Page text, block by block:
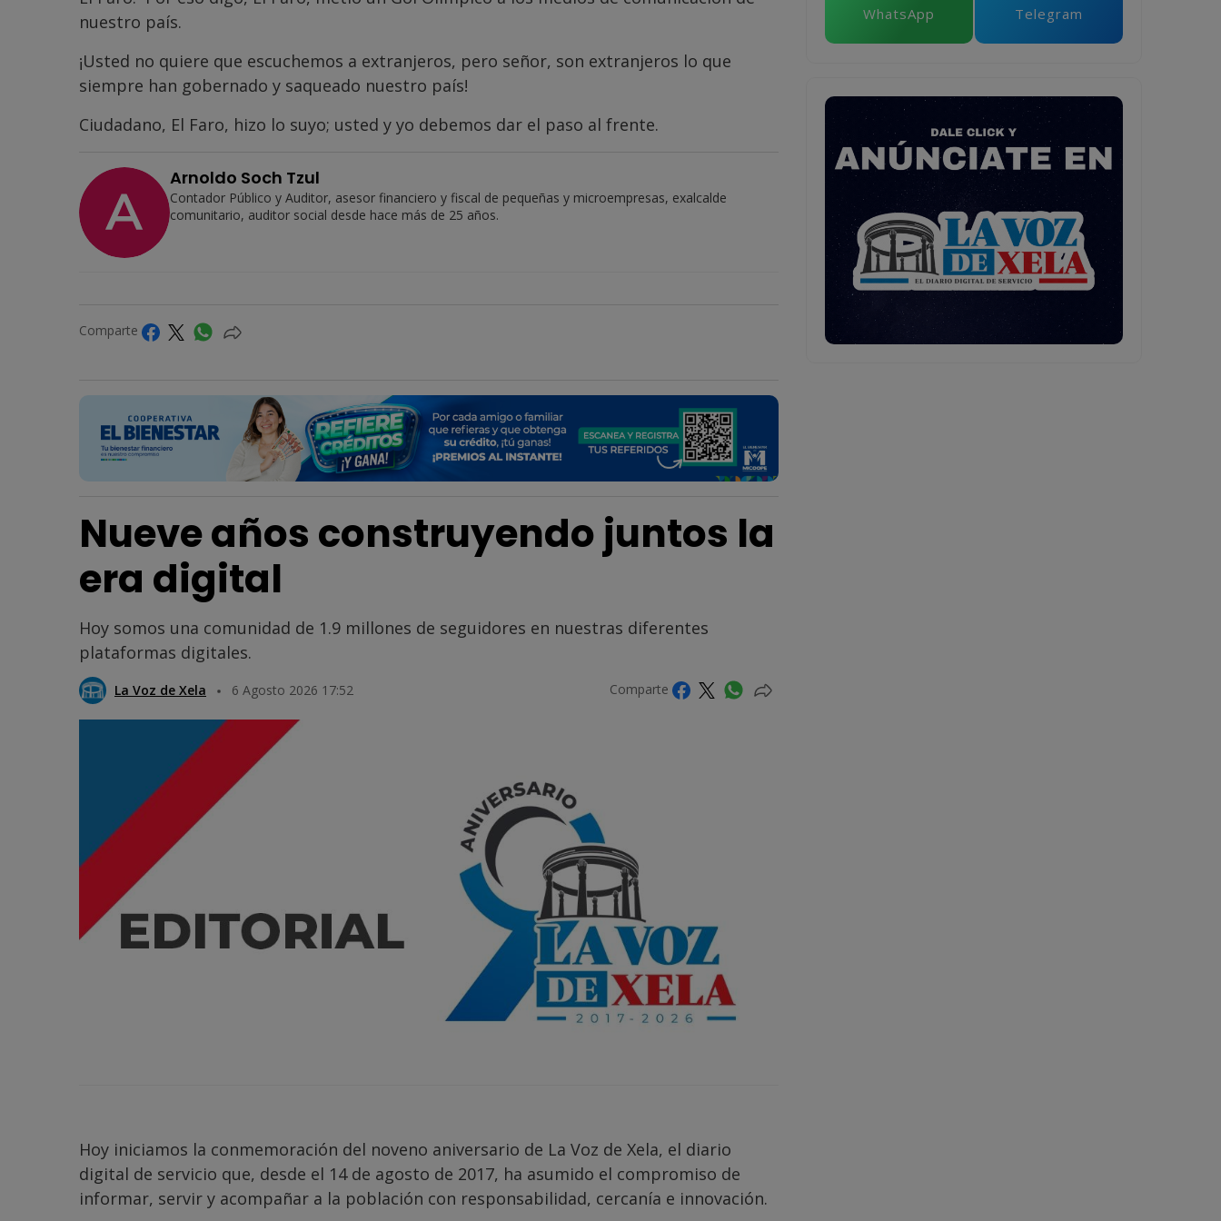
nuestro país.
¡Usted no quiere que escuchemos a extranjeros, pero señor, son extranjeros lo que
siempre han gobernado y saqueado nuestro país!
Ciudadano, El Faro, hizo lo suyo; usted y yo debemos dar el paso al frente.
Arnoldo Soch Tzul
Contador Público y Auditor, asesor financiero y fiscal de pequeñas y microempresas, exalcalde
comunitario, auditor social desde hace más de 25 años.
Comparte
Nueve años construyendo juntos la
era digital
Hoy somos una comunidad de 1.9 millones de seguidores en nuestras diferentes
plataformas digitales.
La Voz de Xela 6 Agosto 2026 17:52 Comparte
Hoy iniciamos la conmemoración del noveno aniversario de La Voz de Xela, el diario
digital de servicio que, desde el 14 de agosto de 2017, ha asumido el compromiso de
informar, servir y acompañar a la población con responsabilidad, cercanía e innovación.
WhatsApp Telegram